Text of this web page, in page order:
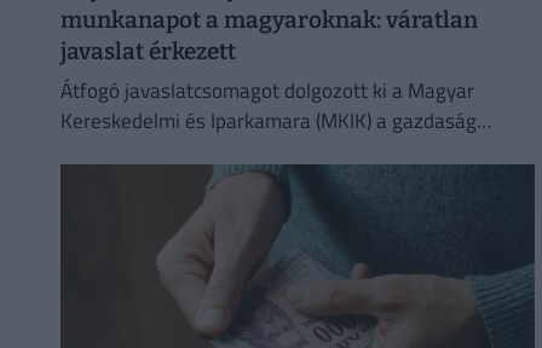
munkanapot a magyaroknak: váratlan
javaslat érkezett
Átfogó javaslatcsomagot dolgozott ki a Magyar
Kereskedelmi és Iparkamara (MKIK) a gazdaság
energiaválság kezelése érdekében.